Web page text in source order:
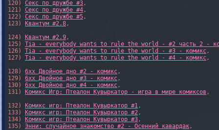
120) Секс по дружбе #3,
121) Секс по дружбе #4,
122) Секс по дружбе #5,
123)
Квантум #2.8,
124)
Квантум #2.9,
125) Tia - everybody wants to rule the world - #2 часть 2 -
126) Tia - everybody wants to rule the world - #3 - комикс,
127) Tia - everybody wants to rule the world - #4 - комикс,
128) 6xx Двойное дно #2 - комикс,
129) 6xx Двойное дно #3 - комикс,
130) 6xx Двойное дно #4 - комикс,
131)
Комикс Игр: Птеалон Кувыркатор - игра в мире комиксов ,
132)
Комикс игр: Птеалон Кувыркатор #1,
133)
Комикс игр: Птеалон Кувыркатор #2,
134)
Комикс игр: Птеалон Кувыркатор #3,
135) Энни: случайное знакомство #2 - Осенний кавардак,